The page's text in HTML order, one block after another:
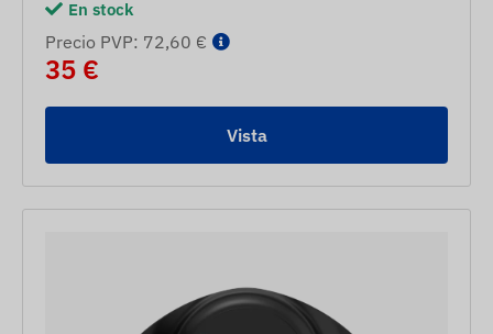
En stock
Precio PVP: 72,60 €
35 €
Vista